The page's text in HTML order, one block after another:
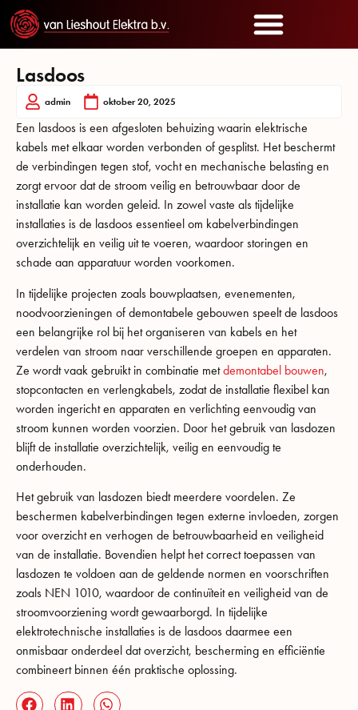
Lasdoos
admin oktober 20, 2025
Een lasdoos is een afgesloten behuizing waarin elektrische
kabels met elkaar worden verbonden of gesplitst. Het beschermt
de verbindingen tegen stof, vocht en mechanische belasting en
zorgt ervoor dat de stroom veilig en betrouwbaar door de
installatie kan worden geleid. In zowel vaste als tijdelijke
installaties is de lasdoos essentieel om kabelverbindingen
overzichtelijk en veilig uit te voeren, waardoor storingen en
schade aan apparatuur worden voorkomen.
In tijdelijke projecten zoals bouwplaatsen, evenementen,
noodvoorzieningen of demontabele gebouwen speelt de lasdoos
een belangrijke rol bij het organiseren van kabels en het
verdelen van stroom naar verschillende groepen en apparaten.
Ze wordt vaak gebruikt in combinatie metdemontabel bouwen,
stopcontacten en verlengkabels, zodat de installatie flexibel kan
worden ingericht en apparaten en verlichting eenvoudig van
stroom kunnen worden voorzien. Door het gebruik van lasdozen
blijft de installatie overzichtelijk, veilig en eenvoudig te
onderhouden.
Het gebruik van lasdozen biedt meerdere voordelen. Ze
beschermen kabelverbindingen tegen externe invloeden, zorgen
voor overzicht en verhogen de betrouwbaarheid en veiligheid
van de installatie. Bovendien helpt het correct toepassen van
lasdozen te voldoen aan de geldende normen en voorschriften
zoals NEN 1010, waardoor de continuïteit en veiligheid van de
stroomvoorziening wordt gewaarborgd. In tijdelijke
elektrotechnische installaties is de lasdoos daarmee een
onmisbaar onderdeel dat overzicht, bescherming en efficiëntie
combineert binnen één praktische oplossing.